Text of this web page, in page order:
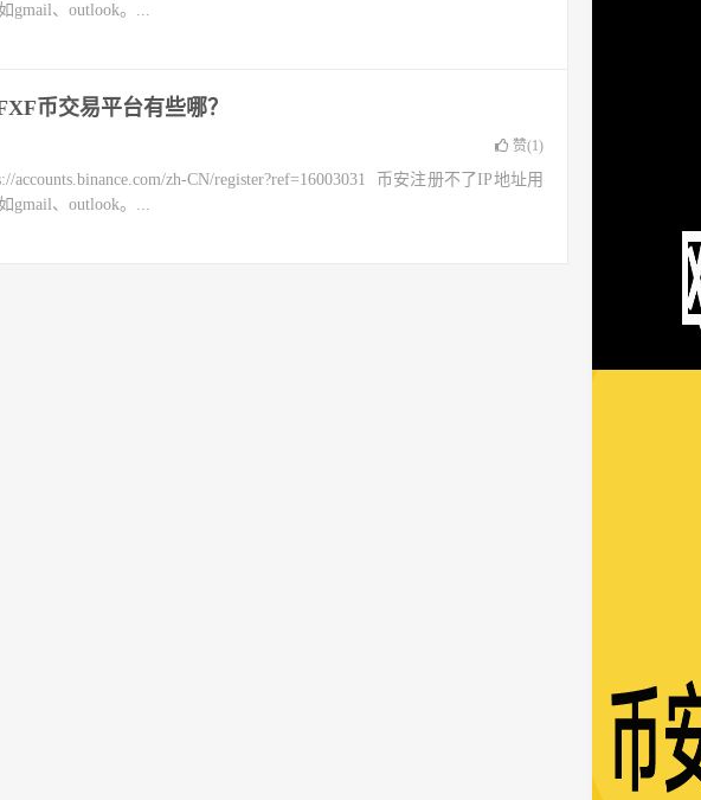
gmail、outlook。...
币交易平台有些哪？
赞(1)
zh-CN/register?ref=16003031 币安注册不了IP地址用
gmail、outlook。...